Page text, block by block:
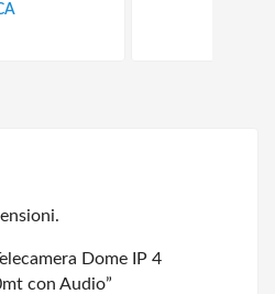
Dome IP 4
con Audio”